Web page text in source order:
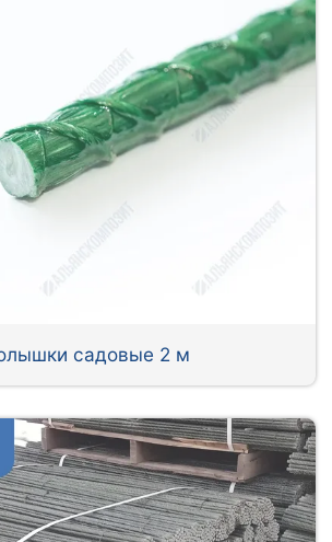
садовые 2 м